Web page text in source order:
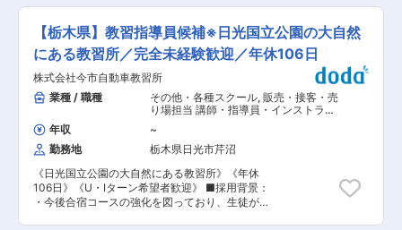
エリアとし、地域密着型でお客様のご要望にお応
えしております。住宅建築から商業建築まで、幅
広く様々な建築・建設を行う中で顧客より支持い
ただいております。 ・資格取得支援制度もありま
すので、制度を積極的に活用し資格を取得してい
ただくことを期待します。
健全性確保と計画的な更新・維持管理が不可欠で
す。 本ポジションでは、発注者側の立場から、ご
経験・専門性を踏まえた役割に応じ、設備のライ
フサイクル全体に関わる、計画・設計、積算、工
事監理、維持管理・運用に関わる業務を推進して
いただきます。 関係部署や協力会社と連携しなが
ら、専門性を活かした技術検討・判断を通じて、
水力発電設備の安全性・信頼性向上と安定運用を
支える役割を担っていただきます。 【具体的な業
務内容】 ・水力発電所土木構造物に関する調査お
よび計画立案 ・土木構造物の設計業務 （構造
設計、工事設計を含む） ・積算および工事監理
・設備の保守管理、運用に関する技術的検討・改
善 【主な対象構造物】 ・ダム ・水路 ・水圧管路
・サージタンク ・ゲート機器類 等 ■期待される
役割： ・土木関係業務の経験や専門性を活かし、
【栃木県】教習指導員候補※日光国立公園の大自然
にある教習所／完全未経験歓迎／年休106日
株式会社今市自動車教習所
業種 / 職種
その他・各種スクール, 販売・接客・売
り場担当 講師・指導員・インストラク
年収
~
勤務地
栃木県日光市芹沼
《日光国立公園の大自然にある教習所》《年休
106日》《U・Iターン希望者歓迎》 ■採用背景：
・今後合宿コースの強化を図っており、生徒が増